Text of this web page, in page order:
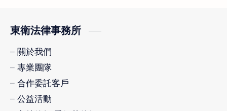
東衛法律事務所
關於我們
專業團隊
合作委託客戶
公益活動